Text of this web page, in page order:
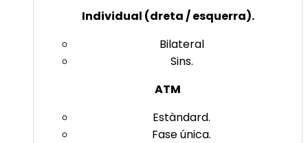
Individual (dreta / esquerra).
Bilateral
Sins.
ATM
Estàndard.
Fase única.